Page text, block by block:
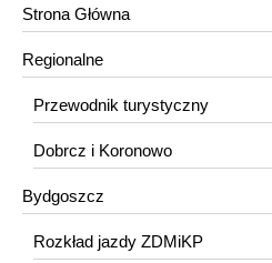
Strona Główna
Regionalne
Przewodnik turystyczny
Dobrcz i Koronowo
Bydgoszcz
Rozkład jazdy ZDMiKP